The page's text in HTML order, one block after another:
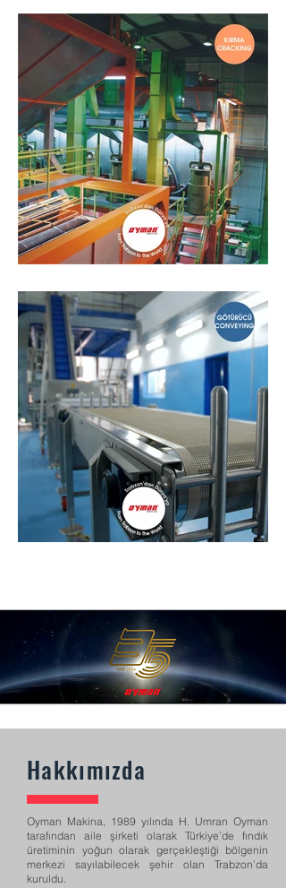
Hakkımızda
Oyman Makina, 1989 yılında H. Umran Oyman
tarafından aile şirketi olarak Türkiye’de fındık
üretiminin yoğun olarak gerçekleştiği bölgenin
merkezi sayılabilecek şehir olan Trabzon’da
kuruldu.